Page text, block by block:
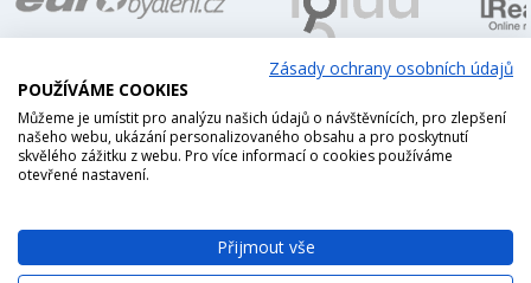
Zásady ochrany osobních údajů
POUŽÍVÁME COOKIES
Můžeme je umístit pro analýzu našich údajů o návštěvnících, pro zlepšení
našeho webu, ukázání personalizovaného obsahu a pro poskytnutí
skvělého zážitku z webu. Pro více informací o cookies používáme
otevřené nastavení.
Přijmout vše